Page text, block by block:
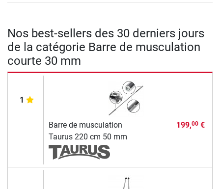
Nos best-sellers des 30 derniers jours
de la catégorie Barre de musculation
courte 30 mm
1
Barre de musculation
Taurus 220 cm 50 mm
199,00€